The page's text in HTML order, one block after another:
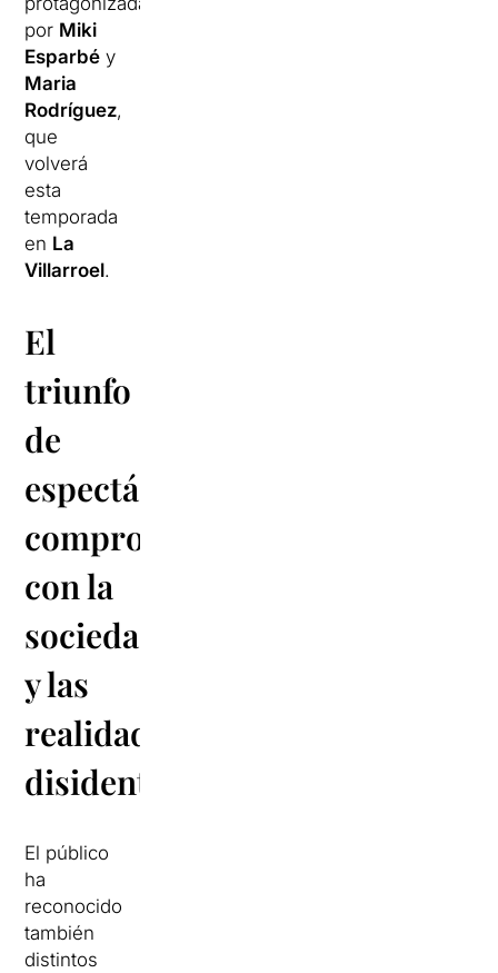
por Miki
Esparbé y
Maria
Rodríguez,
que
volverá
esta
temporada
en La
Villarroel.
El
triunfo
de
espectáculos
comprometidos
con la
sociedad
y las
realidades
disidentes
El público
ha
reconocido
también
distintos